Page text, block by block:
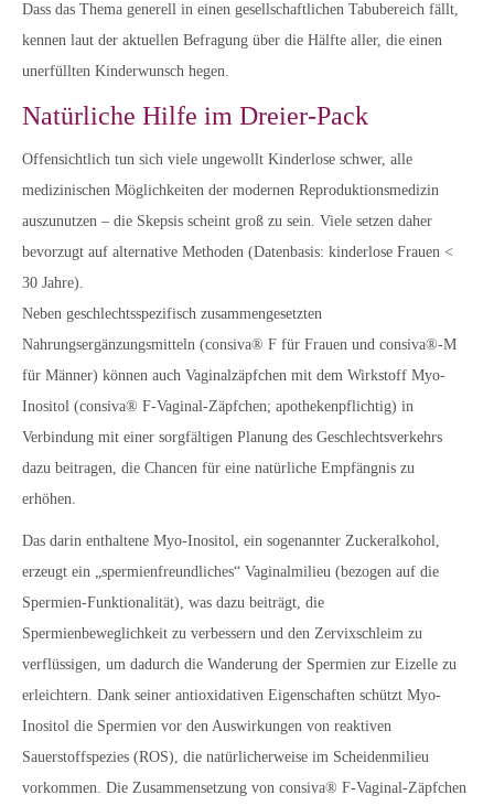
Dass das Thema generell in einen gesellschaftlichen Tabubereich fällt,
kennen laut der aktuellen Befragung über die Hälfte aller, die einen
unerfüllten Kinderwunsch hegen.
Natürliche Hilfe im Dreier-Pack
Offensichtlich tun sich viele ungewollt Kinderlose schwer, alle
medizinischen Möglichkeiten der modernen Reproduktionsmedizin
auszunutzen – die Skepsis scheint groß zu sein. Viele setzen daher
bevorzugt auf alternative Methoden (Datenbasis: kinderlose Frauen <
30 Jahre).
Neben geschlechtsspezifisch zusammengesetzten
Nahrungsergänzungsmitteln (consiva® F für Frauen und consiva®-M
für Männer) können auch Vaginalzäpfchen mit dem Wirkstoff Myo-
Inositol (consiva® F-Vaginal-Zäpfchen; apothekenpflichtig) in
Verbindung mit einer sorgfältigen Planung des Geschlechtsverkehrs
dazu beitragen, die Chancen für eine natürliche Empfängnis zu
erhöhen.
Das darin enthaltene Myo-Inositol, ein sogenannter Zuckeralkohol,
erzeugt ein „spermienfreundliches“ Vaginalmilieu (bezogen auf die
Spermien-Funktionalität), was dazu beiträgt, die
Spermienbeweglichkeit zu verbessern und den Zervixschleim zu
verflüssigen, um dadurch die Wanderung der Spermien zur Eizelle zu
erleichtern. Dank seiner antioxidativen Eigenschaften schützt Myo-
Inositol die Spermien vor den Auswirkungen von reaktiven
Sauerstoffspezies (ROS), die natürlicherweise im Scheidenmilieu
vorkommen. Die Zusammensetzung von consiva® F-Vaginal-Zäpfchen